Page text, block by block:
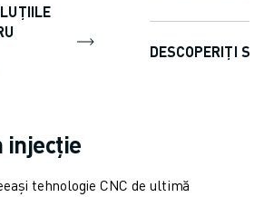
DESCOPERIȚI
injecție
tehnologie CNC de ultimă